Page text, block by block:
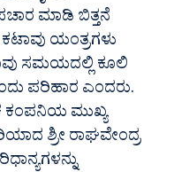
ಮಾಡಿ ಬಿತ್ತನೆ
ಯಂತ್ರಗಳು
ಸಮಯದಲ್ಲಿ ಕೂಲಿ
ಪರಿಹಾರ ಎಂದರು.
ಕಂಪನಿಯ ಮುಖ್ಯ
ಶ್ರೀ ರಾಘವೇಂದ್ರ